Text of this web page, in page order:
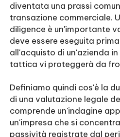
diventata una prassi
transazione commerciale.
diligence è un'importante
deve essere eseguita
all'acquisto di un'azienda
tattica vi proteggerà da
Definiamo quindi cos'è la
di una valutazione legale
comprende un'indagine
un'impresa che si
passività registrate dal